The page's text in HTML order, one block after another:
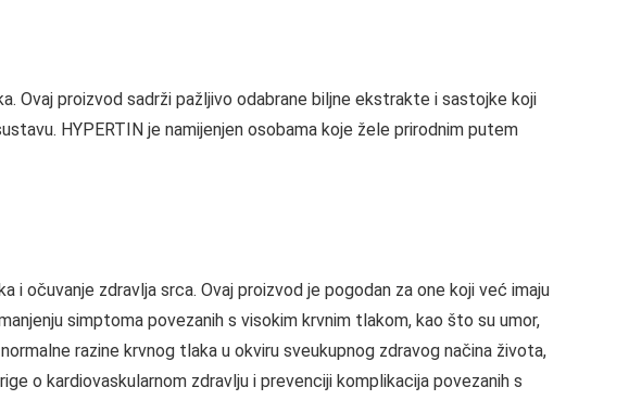
Ovaj proizvod sadrži pažljivo odabrane biljne ekstrakte i sastojke koji
HYPERTIN je namijenjen osobama koje žele prirodnim putem
očuvanje zdravlja srca. Ovaj proizvod je pogodan za one koji već imaju
simptoma povezanih s visokim krvnim tlakom, kao što su umor,
razine krvnog tlaka u okviru sveukupnog zdravog načina života,
o kardiovaskularnom zdravlju i prevenciji komplikacija povezanih s